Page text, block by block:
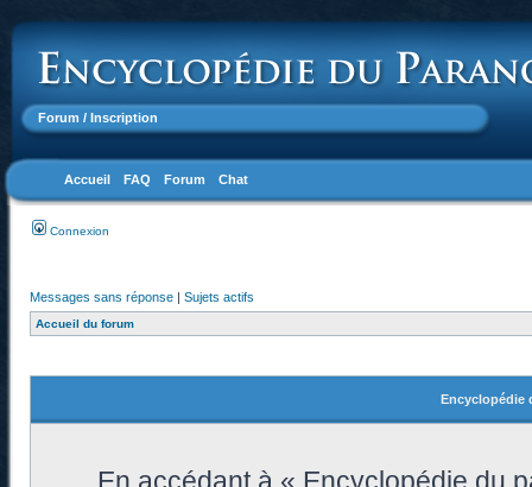
Forum / Inscription
Accueil FAQ Forum Chat
Connexion
Messages sans réponse | Sujets actifs
Accueil du forum
Encyclopédie